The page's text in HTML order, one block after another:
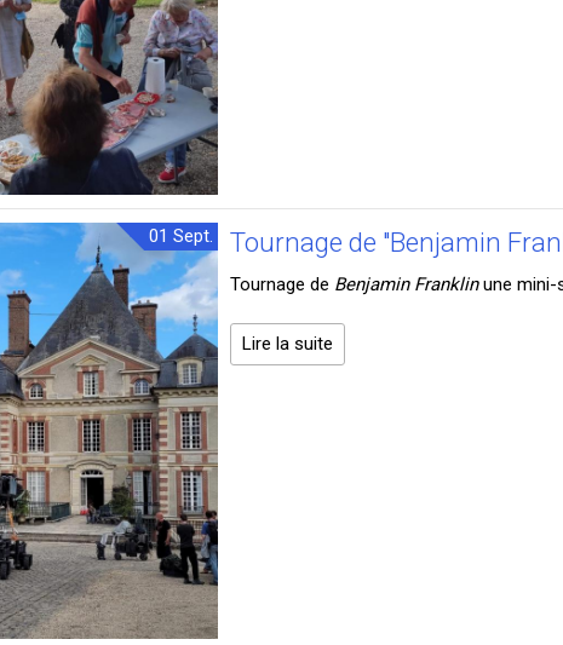
01 Sept. Tournage de "Benjamin
Tournage de Benjamin Franklinune mini-
Lire la suite